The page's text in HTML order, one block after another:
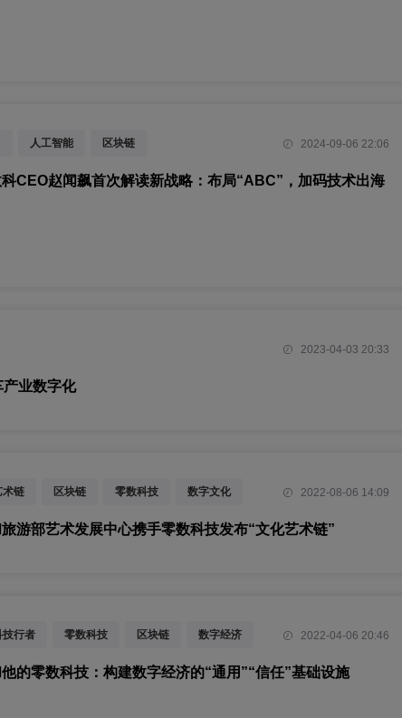
人工智能 区块链 2024-09-06 22:06
CEO赵闻飙首次解读新战略：布局“ABC”，加码技术出海
2023-04-03 20:33
业数字化
术链 区块链 零数科技 数字文化 2022-08-06 14:09
游部艺术发展中心携手零数科技发布“文化艺术链”
技行者 零数科技 区块链 数字经济 2022-04-06 20:46
的零数科技：构建数字经济的“通用”“信任”基础设施